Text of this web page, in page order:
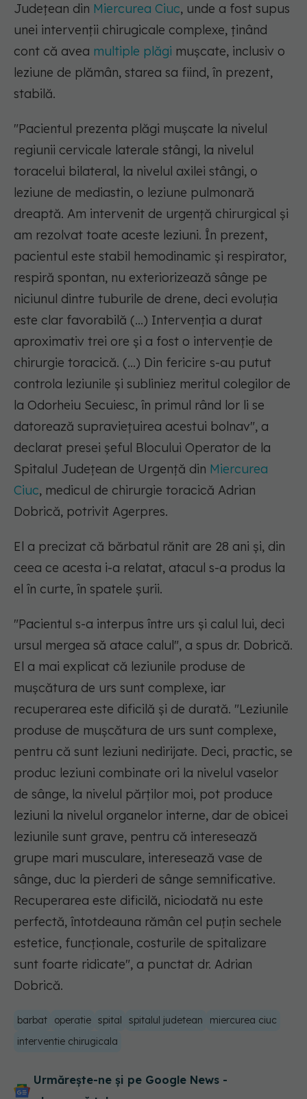
Judeţean din Miercurea Ciuc, unde a fost supus
unei intervenţii chirugicale complexe, ţinând
cont că avea multiple plăgi muşcate, inclusiv o
leziune de plămân, starea sa fiind, în prezent,
stabilă.
"Pacientul prezenta plăgi muşcate la nivelul
regiunii cervicale laterale stângi, la nivelul
toracelui bilateral, la nivelul axilei stângi, o
leziune de mediastin, o leziune pulmonară
dreaptă. Am intervenit de urgenţă chirurgical şi
am rezolvat toate aceste leziuni. În prezent,
pacientul este stabil hemodinamic şi respirator,
respiră spontan, nu exteriorizează sânge pe
niciunul dintre tuburile de drene, deci evoluţia
este clar favorabilă (...) Intervenţia a durat
aproximativ trei ore şi a fost o intervenţie de
chirurgie toracică. (...) Din fericire s-au putut
controla leziunile şi subliniez meritul colegilor de
la Odorheiu Secuiesc, în primul rând lor li se
datorează supravieţuirea acestui bolnav", a
declarat presei şeful Blocului Operator de la
Spitalul Judeţean de Urgenţă din Miercurea
Ciuc, medicul de chirurgie toracică Adrian
Dobrică, potrivit Agerpres.
El a precizat că bărbatul rănit are 28 ani şi, din
ceea ce acesta i-a relatat, atacul s-a produs la
el în curte, în spatele şurii.
"Pacientul s-a interpus între urs şi calul lui, deci
ursul mergea să atace calul", a spus dr. Dobrică.
El a mai explicat că leziunile produse de
muşcătura de urs sunt complexe, iar
recuperarea este dificilă şi de durată. "Leziunile
produse de muşcătura de urs sunt complexe,
pentru că sunt leziuni nedirijate. Deci, practic, se
produc leziuni combinate ori la nivelul vaselor
de sânge, la nivelul părţilor moi, pot produce
leziuni la nivelul organelor interne, dar de obicei
leziunile sunt grave, pentru că interesează
grupe mari musculare, interesează vase de
sânge, duc la pierderi de sânge semnificative.
Recuperarea este dificilă, niciodată nu este
perfectă, întotdeauna rămân cel puţin sechele
estetice, funcţionale, costurile de spitalizare
sunt foarte ridicate", a punctat dr. Adrian
Dobrică.
barbat operatie spital spitalul judetean
miercurea ciuc
interventie chirugicala
Urmărește-ne și pe Google News -